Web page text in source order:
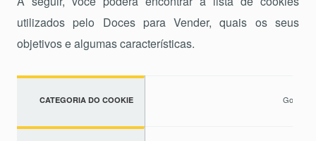
utilizados pelo Doces para Vender, quais os seus
objetivos e algumas características.
CATEGORIA DO COOKIE Google